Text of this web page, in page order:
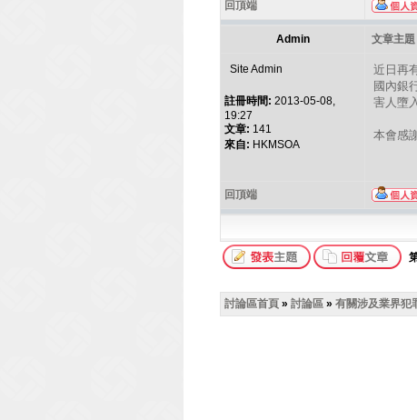
回頂端
Admin 文章主題
Site Admin
註冊時間: 2013-05-08,
19:27
文章: 141
來自: HKMSOA
近日再
國內銀
害人墮
本會感
回頂端
討論區首頁 » 討論區 » 有關涉及業界犯